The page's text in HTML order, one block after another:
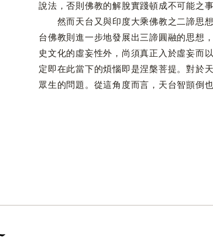
說法，否則佛教的解脫實踐頓成不可能之事
然而天台又與印度大乘佛教之二諦思想
台佛教則進一步地發展出三諦圓融的思想
史文化的虛妄性外，尚須真正入於虛妄而
定即在此當下的煩惱即是涅槃菩提。對於
眾生的問題。從這角度而言，天台智顗倒